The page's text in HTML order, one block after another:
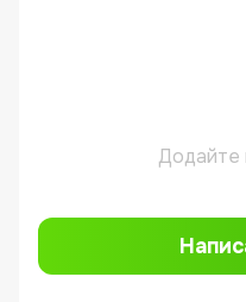
Додайте